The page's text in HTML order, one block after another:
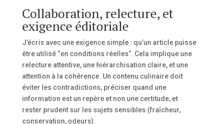
Collaboration, relecture, et
exigence éditoriale
J’écris avec une exigence simple : qu’un article puisse
être utilisé “en conditions réelles”. Cela implique une
relecture attentive, une hiérarchisation claire, et une
attention à la cohérence. Un contenu culinaire doit
éviter les contradictions, préciser quand une
information est un repère et non une certitude, et
rester prudent sur les sujets sensibles (fraîcheur,
conservation, odeurs).